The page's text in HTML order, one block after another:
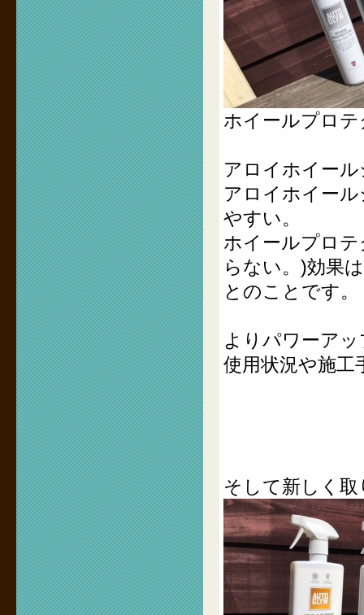
ホイールプロテ
アロイホイー
アロイホイー
やすい。
ホイールプロ
らない。)効果
とのことです。
よりパワーア
使用状況や施工
そして新しく